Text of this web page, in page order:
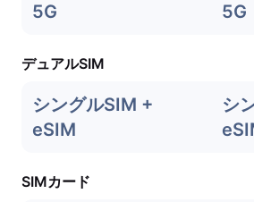
5G 5G
デュアルSIM
シングルSIM +
eSIM
シ
SIMカード